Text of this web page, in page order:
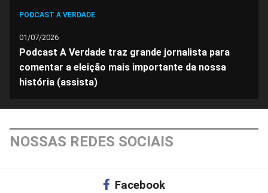
PODCAST A VERDADE
01/07/2026
Podcast A Verdade traz grande jornalista para
comentar a eleição mais importante da nossa
história (assista)
NOSSAS REDES SOCIAIS
Facebook